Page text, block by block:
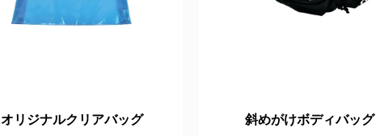
オリジナルクリアバッグ 斜めがけボディバッグ